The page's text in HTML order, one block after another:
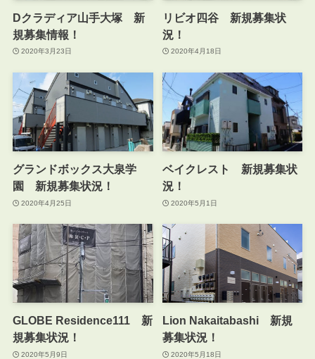
Dクラディア山手大塚 新
規募集情報！
2020年3月23日
リビオ四谷 新規募集状
況！
2020年4月18日
グランドボックス大泉学
園 新規募集状況！
2020年4月25日
ベイクレスト 新規募集状
況！
2020年5月1日
GLOBE Residence111 新
規募集状況！
2020年5月9日
Lion Nakaitabashi 新規
募集状況！
2020年5月18日